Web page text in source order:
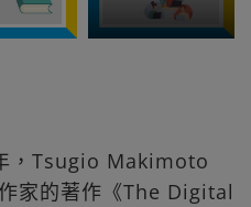
，Tsugio Makimoto
家的著作《The Digital